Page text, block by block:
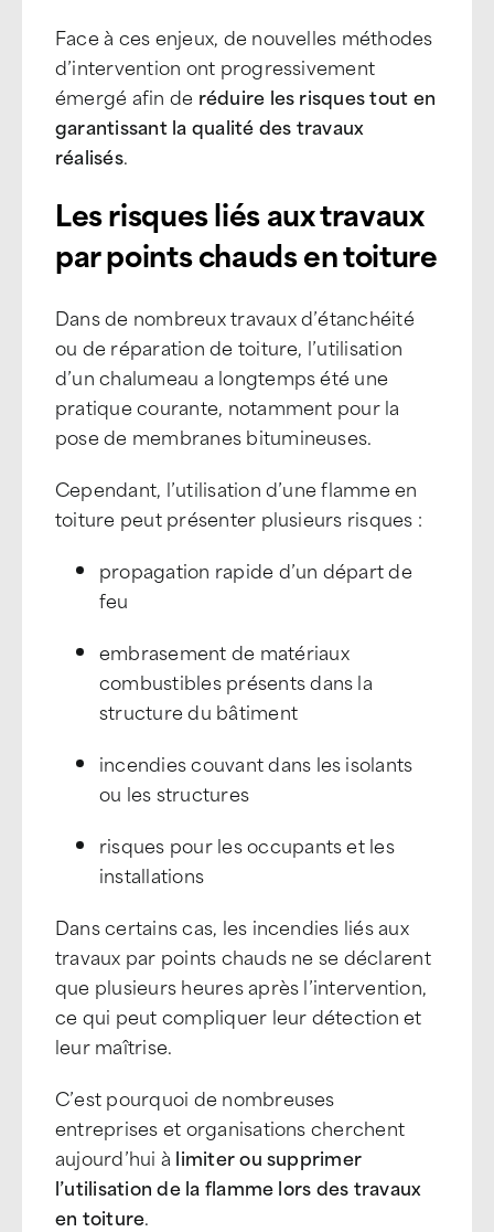
Face à ces enjeux, de nouvelles méthodes
d’intervention ont progressivement
émergé afin de réduire les risques tout en
garantissant la qualité des travaux
réalisés.
Les risques liés aux travaux
par points chauds en toiture
Dans de nombreux travaux d’étanchéité
ou de réparation de toiture, l’utilisation
d’un chalumeau a longtemps été une
pratique courante, notamment pour la
pose de membranes bitumineuses.
Cependant, l’utilisation d’une flamme en
toiture peut présenter plusieurs risques :
propagation rapide d’un départ de
feu
embrasement de matériaux
combustibles présents dans la
structure du bâtiment
incendies couvant dans les isolants
ou les structures
risques pour les occupants et les
installations
Dans certains cas, les incendies liés aux
travaux par points chauds ne se déclarent
que plusieurs heures après l’intervention,
ce qui peut compliquer leur détection et
leur maîtrise.
C’est pourquoi de nombreuses
entreprises et organisations cherchent
aujourd’hui à limiter ou supprimer
l’utilisation de la flamme lors des travaux
en toiture.